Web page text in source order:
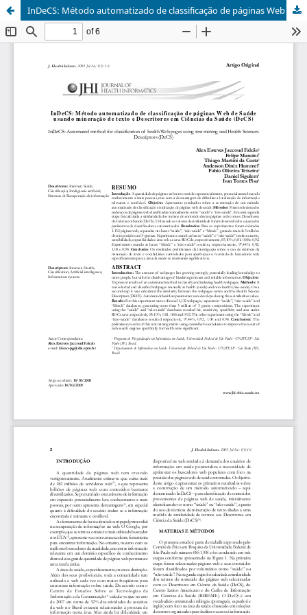
InDeCS: Método automatizado de classificação de páginas Web de Saúde usando mineração de texto e Descritores em Ciências da Saúde (DeCS)